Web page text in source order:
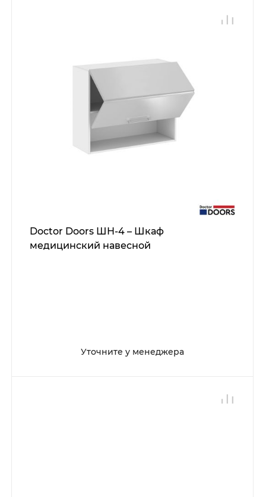
Doctor Doors ШН-4 – Шкаф
медицинский навесной
Уточните у менеджера